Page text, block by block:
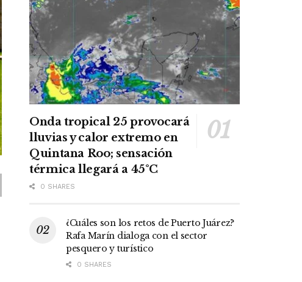
Onda tropical 25 provocará
lluvias y calor extremo en
Quintana Roo; sensación
térmica llegará a 45°C
0 SHARES
¿Cuáles son los retos de Puerto Juárez?
Rafa Marín dialoga con el sector
pesquero y turístico
0 SHARES